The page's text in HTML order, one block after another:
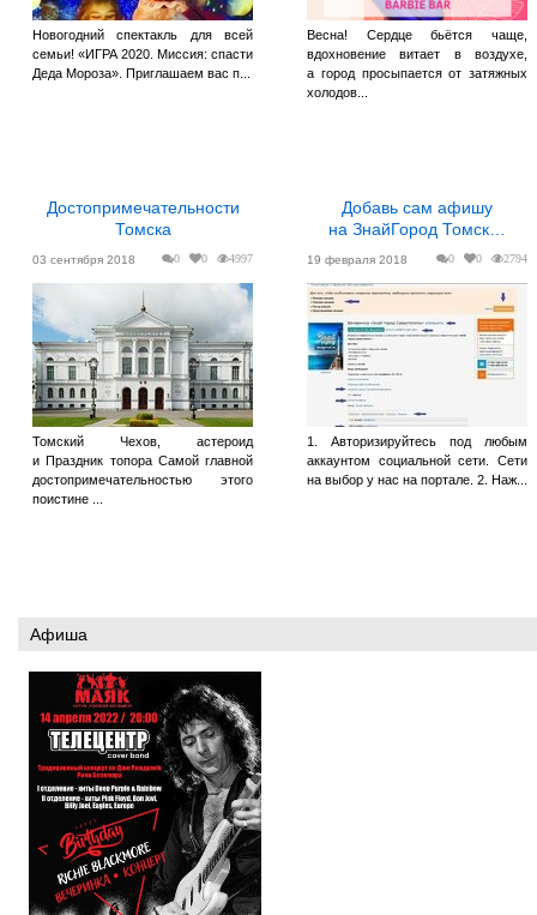
Новогодний спектакль для всей
семьи! «ИГРА 2020. Миссия: спасти
Деда Мороза». Приглашаем вас п...
Весна! Сердце бьётся чаще,
вдохновение витает в воздухе,
а город просыпается от затяжных
холодов...
Достопримечательности
Томска
0 0 4997
03 сентября 2018
Томский Чехов, астероид
и Праздник топора Самой главной
достопримечательностью этого
поистине ...
Добавь сам афишу
на ЗнайГород Томск…
0 0 2794
19 февраля 2018
1. Авторизируйтесь под любым
аккаунтом социальной сети. Сети
на выбор у нас на портале. 2. Наж...
Афиша